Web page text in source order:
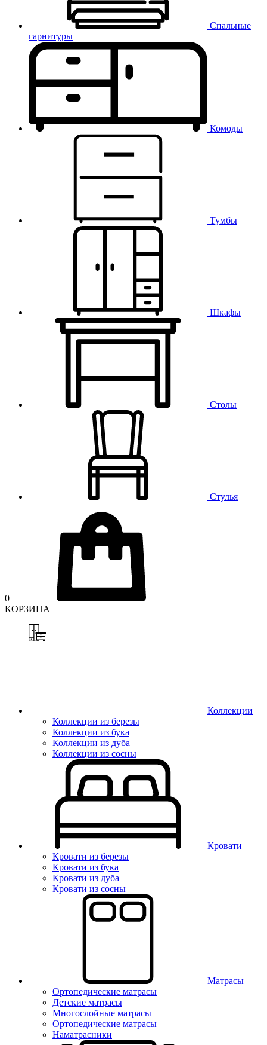
Спальные
гарнитуры
Комоды
Тумбы
Шкафы
Столы
Стулья
0
КОРЗИНА
Коллекции
Коллекции из березы
Коллекции из бука
Коллекции из дуба
Коллекции из сосны
Кровати
Кровати из березы
Кровати из бука
Кровати из дуба
Кровати из сосны
Матрасы
Ортопедические матрасы
Детские матрасы
Многослойные матрасы
Ортопедические матрасы
Наматрасники